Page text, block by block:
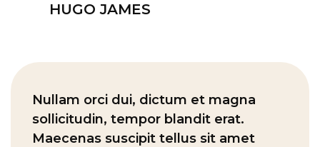
HUGO JAMES
Nullam orci dui, dictum et magna
sollicitudin, tempor blandit erat.
Maecenas suscipit tellus sit amet